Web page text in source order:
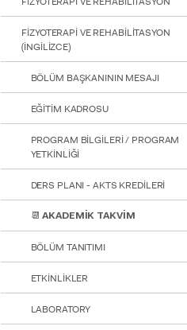
FİZYOTERAPİ VE REHABİLİTASYON
(İNGİLİZCE)
BÖLÜM BAŞKANININ MESAJI
EĞİTİM KADROSU
PROGRAM BİLGİLERİ / PROGRAM
YETKİNLİĞİ
DERS PLANI - AKTS KREDİLERİ
📆 AKADEMİK TAKVİM
BÖLÜM TANITIMI
ETKİNLİKLER
LABORATORY